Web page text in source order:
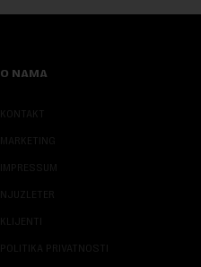
O NAMA
KONTAKT
MARKETING
IMPRESSUM
NJUZLETER
KLIJENTI
POLITIKA PRIVATNOSTI